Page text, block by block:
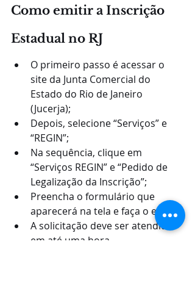
Como emitir a Inscrição
Estadual no RJ
O primeiro passo é acessar o
site da Junta Comercial do
Estado do Rio de Janeiro
(Jucerja);
Depois, selecione “Serviços” e
“REGIN”;
Na sequência, clique em
“Serviços REGIN” e “Pedido de
Legalização da Inscrição”;
Preencha o formulário que
aparecerá na tela e faça o envio;
A solicitação deve ser atendida
em até uma hora.